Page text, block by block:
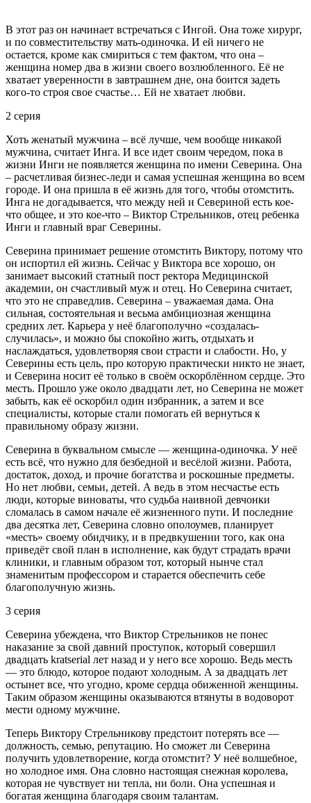
В этот раз он начинает встречаться с Ингой. Она тоже хирург,
и по совместительству мать-одиночка. И ей ничего не
остается, кроме как смириться с тем фактом, что она –
женщина номер два в жизни своего возлюбленного. Её не
хватает уверенности в завтрашнем дне, она боится задеть
кого-то строя свое счастье… Ей не хватает любви.
2 серия
Хоть женатый мужчина – всё лучше, чем вообще никакой
мужчина, считает Инга. И все идет своим чередом, пока в
жизни Инги не появляется женщина по имени Северина. Она
– расчетливая бизнес-леди и самая успешная женщина во всем
городе. И она пришла в её жизнь для того, чтобы отомстить.
Инга не догадывается, что между ней и Севериной есть кое-
что общее, и это кое-что – Виктор Стрельников, отец ребенка
Инги и главный враг Северины.
Северина принимает решение отомстить Виктору, потому что
он испортил ей жизнь. Сейчас у Виктора все хорошо, он
занимает высокий статный пост ректора Медицинской
академии, он счастливый муж и отец. Но Северина считает,
что это не справедлив. Северина – уважаемая дама. Она
сильная, состоятельная и весьма амбициозная женщина
средних лет. Карьера у неё благополучно «создалась-
случилась», и можно бы спокойно жить, отдыхать и
наслаждаться, удовлетворяя свои страсти и слабости. Но, у
Северины есть цель, про которую практически никто не знает,
и Северина носит её только в своём оскорблённом сердце. Это
месть. Прошло уже около двадцати лет, но Северина не может
забыть, как её оскорбил один избранник, а затем и все
специалисты, которые стали помогать ей вернуться к
правильному образу жизни.
Северина в буквальном смысле — женщина-одиночка. У неё
есть всё, что нужно для безбедной и весёлой жизни. Работа,
достаток, доход, и прочие богатства и роскошные предметы.
Но нет любви, семьи, детей. А ведь в этом несчастье есть
люди, которые виноваты, что судьба наивной девчонки
сломалась в самом начале её жизненного пути. И последние
два десятка лет, Северина словно ополоумев, планирует
«месть» своему обидчику, и в предвкушении того, как она
приведёт свой план в исполнение, как будут страдать врачи
клиники, и главным образом тот, который нынче стал
знаменитым профессором и старается обеспечить себе
благополучную жизнь.
3 серия
Северина убеждена, что Виктор Стрельников не понес
наказание за свой давний проступок, который совершил
двадцать kratserial лет назад и у него все хорошо. Ведь месть
— это блюдо, которое подают холодным. А за двадцать лет
остынет все, что угодно, кроме сердца обиженной женщины.
Таким образом женщины оказываются втянуты в водоворот
мести одному мужчине.
Теперь Виктору Стрельникову предстоит потерять все —
должность, семью, репутацию. Но сможет ли Северина
получить удовлетворение, когда отомстит? У неё волшебное,
но холодное имя. Она словно настоящая снежная королева,
которая не чувствует ни тепла, ни боли. Она успешная и
богатая женщина благодаря своим талантам.